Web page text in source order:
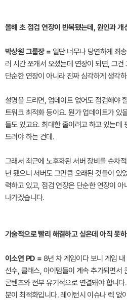
올해 초 점검 연장이 반복됐는데, 원인과 개
박상원 그룹장 = 일단 너무나 당연하게 죄
러 시간 쪼개서 오셨는데 연장이 되면, 그
단순한 연장이 아니라 진짜 심각하게 생각
설명을 드리면, 업데이트 없어도 점검해야
트워크 최적화 등이요. 뭔가 업데이트가 있
들도 있고요. 최대한 줄이려고 하고 있는데
드려야 하는 건데.
그래서 최근에 노후화된 서버 장비를 순차
년 됐으니 서버도 그만큼 오래된 것들이 있
력하고 있고, 점검 연장은 단순한 연장이
나가겠습니다.
기술적으로 빨리 해결하고 싶은데 아직 못
이소연 PD = 8년 차 게임이다 보니 게임
선수, 클래스, 아이템들이 계속 추가되면서
콘텐츠와 전부 유기적으로 연결돼야 합니
분이 최적화입니다. 레이턴시 이슈나 렉 없